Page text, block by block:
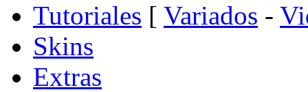
Tutoriales [ Variados -
Skins
Extras